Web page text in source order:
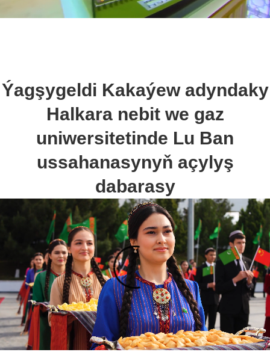
Ýagşygeldi Kakaýew adyndaky
Halkara nebit we gaz
uniwersitetinde Lu Ban
ussahanasynyň açylyş
dabarasy